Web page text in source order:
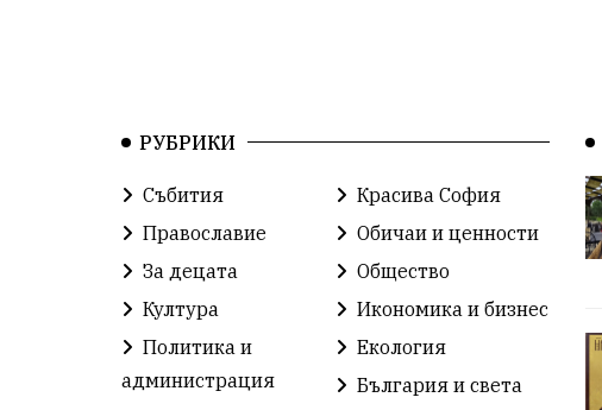
РУБРИКИ
Събития
Красива София
Православие
Обичаи и ценности
За децата
Общество
Култура
Икономика и бизнес
Политика и
администрация
Екология
България и света